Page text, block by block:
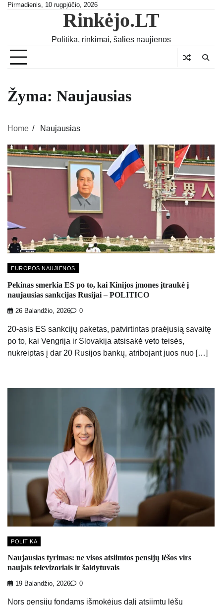
SkipPirmadienis, 10 rugpjūčio, 2026
Rinkėjo.LT
Politika, rinkimai, šalies naujienos
Žyma: Naujausias
Home Naujausias
EUROPOS NAUJIENOS
Pekinas smerkia ES po to, kai Kinijos įmones įtraukė į
naujausias sankcijas Rusijai – POLITICO
26 Balandžio, 2026 0
20-asis ES sankcijų paketas, patvirtintas praėjusią savaitę
po to, kai Vengrija ir Slovakija atsisakė veto teisės,
nukreiptas į dar 20 Rusijos bankų, atribojant juos nuo […]
POLITIKA
Naujausias tyrimas: ne visos atsiimtos pensijų lėšos virs
naujais televizoriais ir šaldytuvais
19 Balandžio, 2026 0
Nors pensijų fondams išmokėjus dalį atsiimtų lėšų